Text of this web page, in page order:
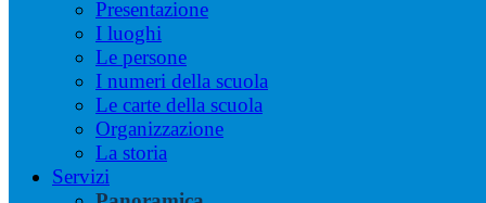
Presentazione
I luoghi
Le persone
I numeri della scuola
Le carte della scuola
Organizzazione
La storia
Servizi